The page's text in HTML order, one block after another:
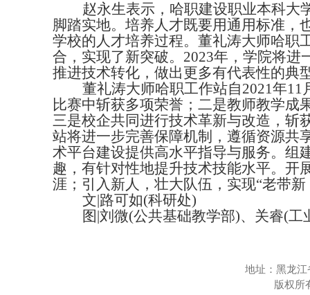
赵永生表示 ， 哈职建设职业本科大
脚踏实地。培养人才既要用通用标准，
学校的人才培养过程。董礼涛大师哈职
合，实现了新突破。2023年，学院将进
推进技术转化，做出更多有代表性的典
董礼涛大师哈职工作站自2021年11
比赛中斩获多项荣誉；二是教师教学成
三是校企共同进行技术革新与改造，斩
站将进一步完善保障机制，遵循资源共
术平台建设提供高水平指导与服务。组
趣，有针对性地提升技术技能水平。开
涯；引入新人，壮大队伍，实现“老带新
文|路可如(科研处)
图|刘微(公共基础教学部)、关睿(工
地址：黑龙
版权所